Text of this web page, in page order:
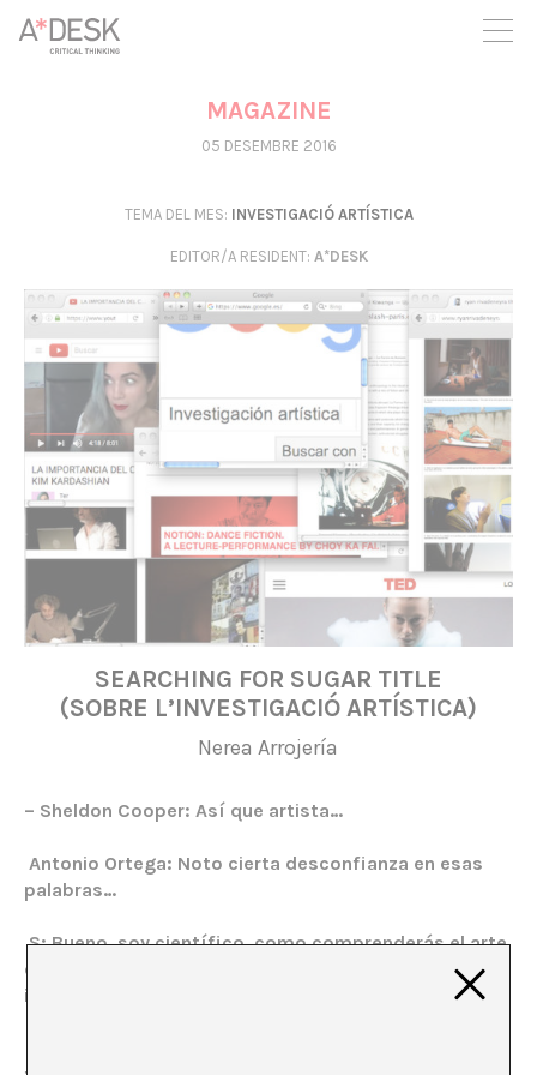
seguim necessitant-te per a poder seguir endavant. Ara pots
participar del projecte i recolzar-lo.
MAGAZINE
05 DESEMBRE 2016
TEMA DEL MES: INVESTIGACIÓ ARTÍSTICA
EDITOR/A RESIDENT: A*DESK
SEARCHING FOR SUGAR TITLE
(SOBRE L’INVESTIGACIÓ ARTÍSTICA)
Nerea Arrojería
– Sheldon Cooper: Así que artista…
Antonio Ortega: Noto cierta desconfianza en esas
palabras…
S: Bueno, soy científico, como comprenderás el arte
contemporáneo me parece algo demasiado etéreo e
irrelevante.